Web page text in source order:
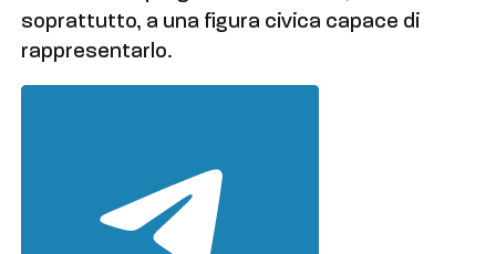
soprattutto, a una figura civica capace di
rappresentarlo.